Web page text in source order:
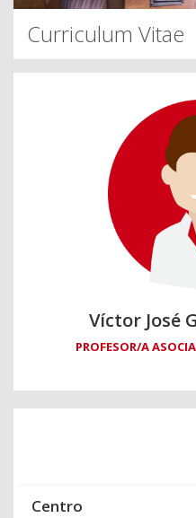
Curriculum Vitae
Víctor José
PROFESOR/A
Centro